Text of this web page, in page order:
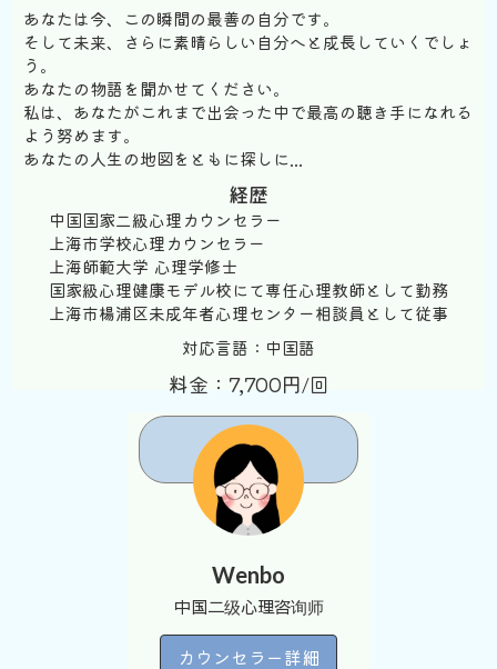
あなたは今、この瞬間の最善の自分です。
そして未来、さらに素晴らしい自分へと成長していくでしょ
う。
あなたの物語を聞かせてください。
私は、あなたがこれまで出会った中で最高の聴き手になれる
よう努めます。
あなたの人生の地図をともに探しに...
経歴
中国国家二級心理カウンセラー
上海市学校心理カウンセラー
上海師範大学 心理学修士
国家級心理健康モデル校にて専任心理教師として勤務
上海市楊浦区未成年者心理センター相談員として従事
対応言語：中国語
料金：7,700円/回
予約する
Wenbo
中国二级心理咨询师
カウンセラー詳細